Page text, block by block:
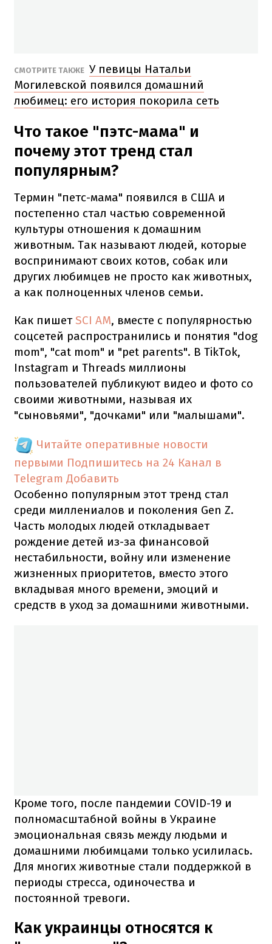
СМОТРИТЕ ТАКЖЕ У певицы Натальи
Могилевской появился домашний
любимец: его история покорила сеть
Что такое "пэтс-мама" и
почему этот тренд стал
популярным?
Термин "петс-мама" появился в США и
постепенно стал частью современной
культуры отношения к домашним
животным. Так называют людей, которые
воспринимают своих котов, собак или
других любимцев не просто как животных,
а как полноценных членов семьи.
Как пишетSCI AM, вместе с популярностью
соцсетей распространились и понятия "dog
mom", "cat mom" и "pet parents". В TikTok,
Instagram и Threads миллионы
пользователей публикуют видео и фото со
своими животными, называя их
"сыновьями", "дочками" или "малышами".
Читайте оперативные новости
первыми Подпишитесь на 24 Канал в
Telegram Добавить
Особенно популярным этот тренд стал
среди миллениалов и поколения Gen Z.
Часть молодых людей откладывает
рождение детей из-за финансовой
нестабильности, войну или изменение
жизненных приоритетов, вместо этого
вкладывая много времени, эмоций и
средств в уход за домашними животными.
Кроме того, после пандемии COVID-19 и
полномасштабной войны в Украине
эмоциональная связь между людьми и
домашними любимцами только усилилась.
Для многих животные стали поддержкой в
периоды стресса, одиночества и
постоянной тревоги.
Как украинцы относятся к